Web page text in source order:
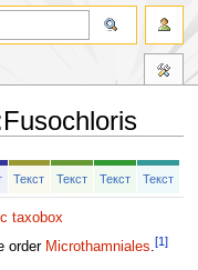
Fusochloris
Текст Текст Текст Текст
taxobox
order Microthamniales.[1]